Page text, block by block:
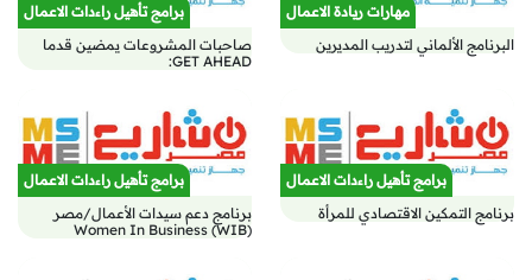
مهارات ريادة الاعمال
البرنامج الألماني لتدريب المديرين
برامج تأهيل راءدات الاعمال
صاحبات المشروعات يمضين قدما
GET AHEAD:
برامج تأهيل راءدات الاعمال
برنامج التمكين الاقتصادي للمرأة
برامج تأهيل راءدات الاعمال
برنامج دعم سيدات الأعمال/مصر
Women In Business (WIB)